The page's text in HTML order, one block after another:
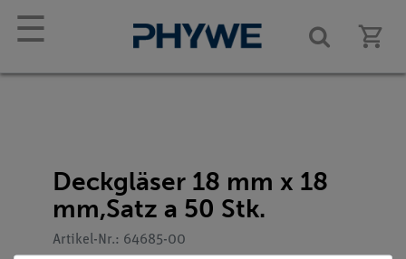
☰
Deckgläser 18 mm x 18
mm,Satz a 50 Stk.
Artikel-Nr.: 64685-00